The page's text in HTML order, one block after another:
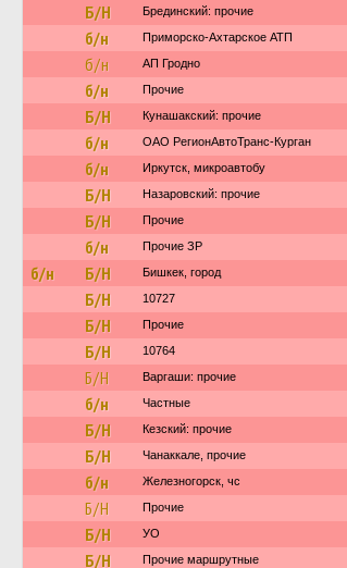
Б/Н Брединский: прочие
б/н Приморско-Ахтарское АТП
б/н АП Гродно
б/н Прочие
Б/Н Кунашакский: прочие
б/н ОАО РегионАвтоТранс-Курган
б/н Иркутск, микроавтобу
Б/Н Назаровский: прочие
Б/Н Прочие
б/н Прочие ЗР
б/н Б/Н Бишкек, город
Б/Н 10727
Б/Н Прочие
Б/Н 10764
Б/Н Варгаши: прочие
б/н Частные
Б/Н Кезский: прочие
Б/Н Чанаккале, прочие
б/н Железногорск, чс
Б/Н Прочие
Б/Н УО
Б/Н Прочие маршрутные